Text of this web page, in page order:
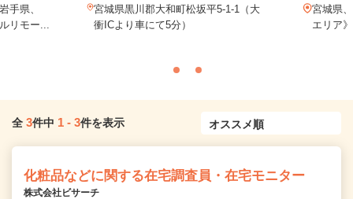
手県、
リモー...
宮城県黒川郡大和町松坂平5-1-1（大
衝ICより車にて5分）
宮城県
エリア》
全 3件中 1 - 3件を表示
化粧品などに関する在宅調査員・在宅モニター
株式会社ビサーチ